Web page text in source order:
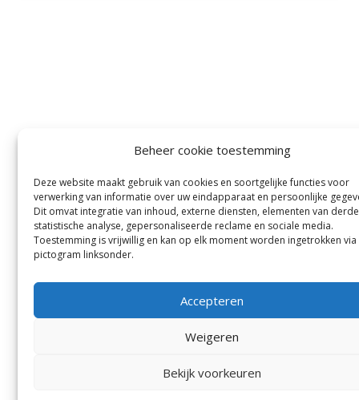
Beheer cookie toestemming
Deze website maakt gebruik van cookies en soortgelijke functies voor
verwerking van informatie over uw eindapparaat en persoonlijke
Dit omvat integratie van inhoud, externe diensten, elementen van
statistische analyse, gepersonaliseerde reclame en sociale media.
Toestemming is vrijwillig en kan op elk moment worden ingetrokken via
pictogram linksonder.
Accepteren
Weigeren
Bekijk voorkeuren